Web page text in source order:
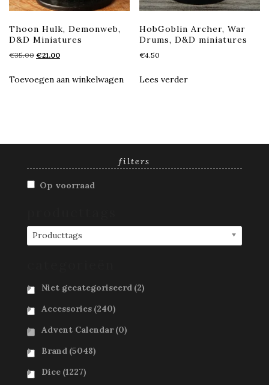
Thoon Hulk, Demonweb,
D&D Miniatures
€35.00 Oorspronkelijke
was:
€21.00Huidige
is:
Toevoegen aan winkelwagen
HobGoblin Archer, War
Drums, D&D miniatures
€4.50
Lees verder
filters
Op voorraad
Producttags
Niet gecategoriseerd (2)
Accessories (240)
Advent Calendar (0)
Brand (5048)
Dice (1227)